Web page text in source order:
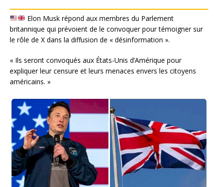
Elon Musk répond aux membres du Parlement
britannique qui prévoient de le convoquer pour témoigner sur
le rôle de X dans la diffusion de « désinformation ».
« Ils seront convoqués aux États-Unis d’Amérique pour
expliquer leur censure et leurs menaces envers les citoyens
américains. »